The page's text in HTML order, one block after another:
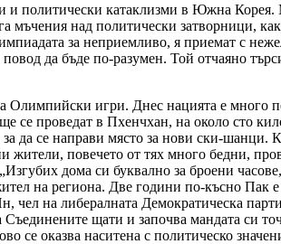
политически катаклизми в Южна Корея.
над политически затворници,
за неприемливо, я приемат с
да бъде по-разумен. Той отчаяно
игри. Днес нацията е много
се проведат в Пхенчхан, на около сто
да се направи място за нови ски-
жители, повечето от тях много бедни,
дома си буквално за броени
на региона. Две години по-късно Пак
на либералната Демократическа
щати и започва мандата си
се оказва наситена с политическо